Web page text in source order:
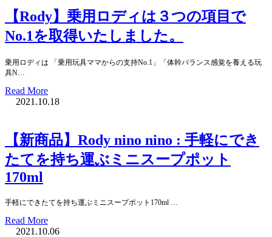
【Rody】乗用ロディは３つの項目で
No.1を取得いたしました。
乗用ロディは 「乗用玩具ママからの支持No.1」「体幹バランス感覚を養える玩
具N…
Read More
2021.10.18
【新商品】Rody nino nino : 手軽にでき
たてを持ち運ぶミニスープポット
170ml
手軽にできたてを持ち運ぶミニスープポット170ml …
Read More
2021.10.06